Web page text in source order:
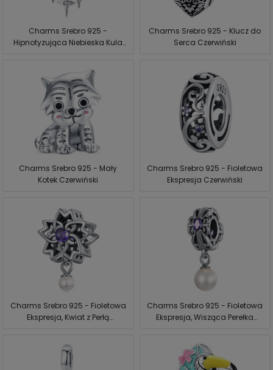
Charms Srebro 925 -
Hipnotyzująca Niebieska Kula
Charms Srebro 925 - Klucz do
Serca Czerwiński
Charms Srebro 925 - Mały
Kotek Czerwiński
Charms Srebro 925 - Fioletowa
Ekspresja Czerwiński
Charms Srebro 925 - Fioletowa
Ekspresja, Kwiat z Perłą
Charms Srebro 925 - Fioletowa
Ekspresja, Wisząca Perełka